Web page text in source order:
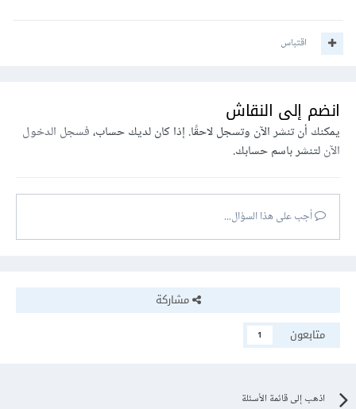
اقتباس
انضم إلى النقاش
يمكنك أن تنشر الآن وتسجل لاحقًا. إذا كان لديك حساب،فسجل الدخول
الآنلتنشر باسم حسابك.
أجب على هذا السؤال...
مشاركة
متابعون
1
اذهب إلى قائمة الأسئلة